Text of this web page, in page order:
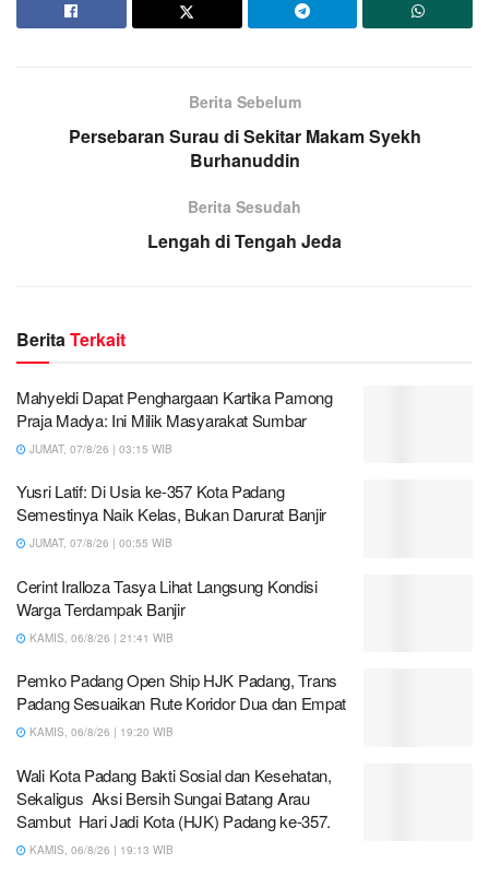
Berita Sebelum
Persebaran Surau di Sekitar Makam Syekh
Burhanuddin
Berita Sesudah
Lengah di Tengah Jeda
BeritaTerkait
Mahyeldi Dapat Penghargaan Kartika Pamong
Praja Madya: Ini Milik Masyarakat Sumbar
JUMAT, 07/8/26 | 03:15 WIB
Yusri Latif: Di Usia ke-357 Kota Padang
Semestinya Naik Kelas, Bukan Darurat Banjir
JUMAT, 07/8/26 | 00:55 WIB
Cerint Iralloza Tasya Lihat Langsung Kondisi
Warga Terdampak Banjir
KAMIS, 06/8/26 | 21:41 WIB
Pemko Padang Open Ship HJK Padang, Trans
Padang Sesuaikan Rute Koridor Dua dan Empat
KAMIS, 06/8/26 | 19:20 WIB
Wali Kota Padang Bakti Sosial dan Kesehatan,
Sekaligus Aksi Bersih Sungai Batang Arau
Sambut Hari Jadi Kota (HJK) Padang ke-357.
KAMIS, 06/8/26 | 19:13 WIB